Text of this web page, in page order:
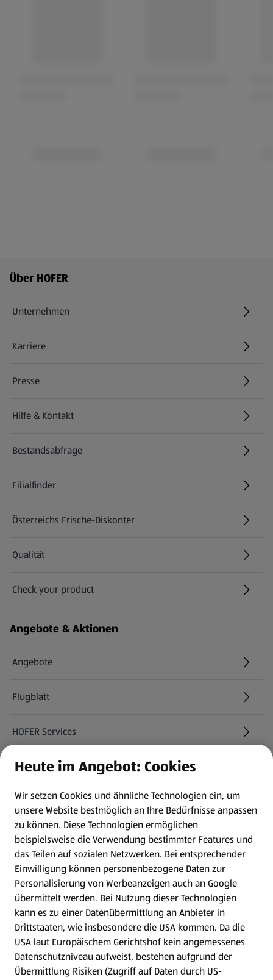
Fußzeilenmenü - weitere Links
Über HOFER
Unternehmen
Karriere
(öffnet in einem neuen Tab)
Presse
Hilfe & Kontakt
(öffnet in einem neuen Tab)
Bestandsabfrage
(öffnet in einem neuen Tab)
Filialfinder
Österreichs Frische-Diskonter
Qualität
Check your product
(öffnet in einem neuen Tab)
Angebote & Aktionen
Angebote
Flugblatt
HOFER Services
Newsletter
WhatsApp
Gewinnspiele
Mein HOFER. Meine Einkäufe.
Meine Meinung. Mein HOFER.
Gutscheingroßbestellung
(öffnet in einem neuen Tab)
Heute im Angebot: Cookies
Wir setzen Cookies und ähnliche Technologien ein, um
unsere Website bestmöglich an Ihre Bedürfnisse anpassen
zu können. Diese Technologien ermöglichen
beispielsweise die Verwendung bestimmter Features und
das Teilen auf sozialen Netzwerken. Bei entsprechender
Einwilligung können personenbezogene Daten zur
Personalisierung von Werbeanzeigen auch an Google
übermittelt werden. Bei Nutzung dieser Technologien
kann es zu einer Datenübermittlung an Anbieter in
Drittstaaten, wie insbesondere die USA kommen. Da die
USA laut Europäischem Gerichtshof kein angemessenes
Datenschutzniveau aufweist, bestehen aufgrund der
Übermittlung Risiken (Zugriff auf Daten durch US-